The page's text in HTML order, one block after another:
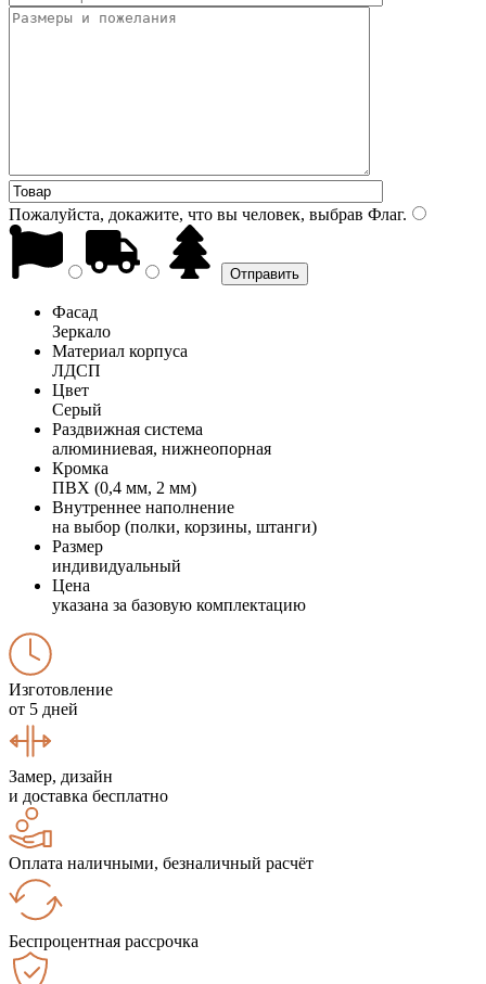
Пожалуйста, докажите, что вы человек, выбрав Флаг.
Фасад
Зеркало
Материал корпуса
ЛДСП
Цвет
Серый
Раздвижная система
алюминиевая, нижнеопорная
Кромка
ПВХ (0,4 мм, 2 мм)
Внутреннее наполнение
на выбор (полки, корзины, штанги)
Размер
индивидуальный
Цена
указана за базовую комплектацию
Изготовление
от 5 дней
Замер, дизайн
и доставка бесплатно
Оплата наличными, безналичный расчёт
Беспроцентная рассрочка